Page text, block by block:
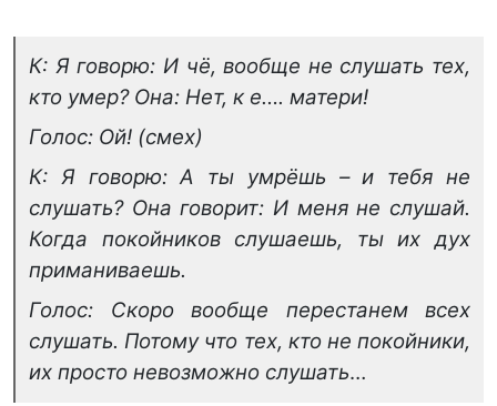
К: Я говорю: И чё, вообще не слушать тех,
кто умер? Она: Нет, к е…. матери!
Голос: Ой! (смех)
К: Я говорю: А ты умрёшь – и тебя не
слушать? Она говорит: И меня не слушай.
Когда покойников слушаешь, ты их дух
приманиваешь.
Голос: Скоро вообще перестанем всех
слушать. Потому что тех, кто не покойники,
их просто невозможно слушать…